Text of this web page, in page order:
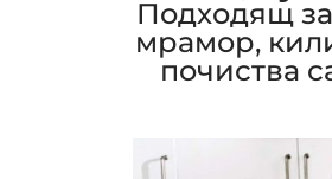
Подходящ за
мрамор,
почиства